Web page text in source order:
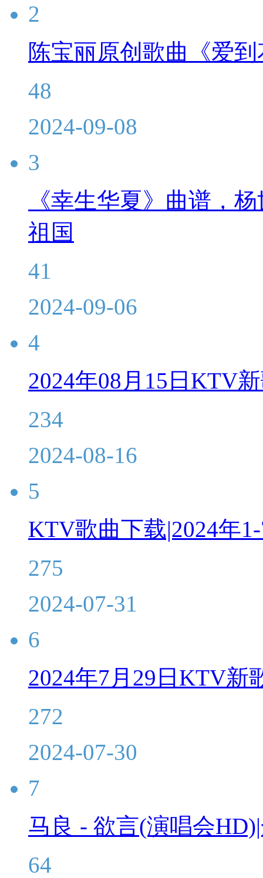
2
陈宝丽原创歌曲《爱
48
2024-09-08
3
《幸生华夏》曲谱，
祖国
41
2024-09-06
4
2024年08月15日KTV
234
2024-08-16
5
KTV歌曲下载|2024年
275
2024-07-31
6
2024年7月29日KTV新
272
2024-07-30
7
马良 - 欲言(演唱会
64